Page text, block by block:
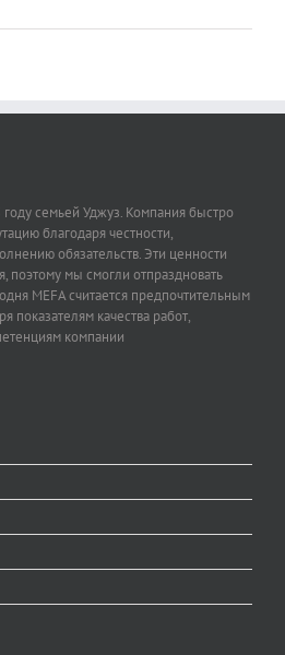
семьей Уджуз. Компания быстро
благодаря честности,
обязательств. Эти ценности
поэтому мы смогли отпраздновать
MEFA считается предпочтительным
показателям качества работ,
компании